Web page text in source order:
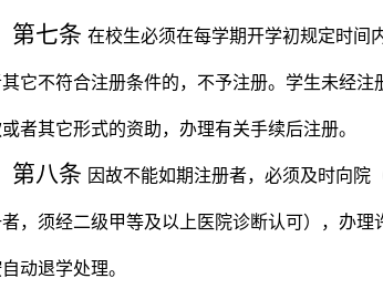
第七条 在校生必须在每学期开学初规定时间
它不符合注册条件的，不予注册。学生未经
者其它形式的资助，办理有关手续后注册。
第八条 因故不能如期注册者，必须及时向院
，须经二级甲等及以上医院诊断认可），办理
动退学处理。